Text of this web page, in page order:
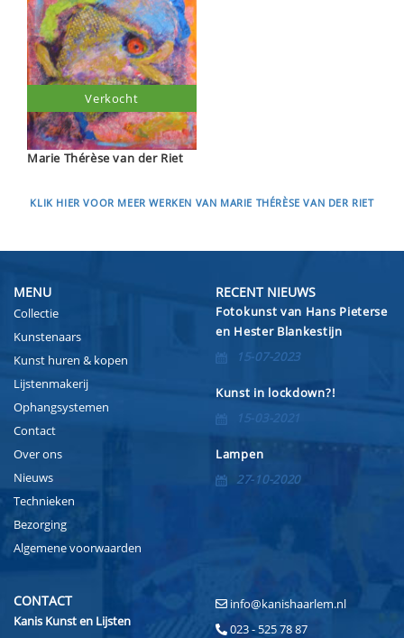
Marie Thérèse van der Riet
Verkocht
KLIK HIER VOOR MEER WERKEN VAN MARIE THÉRÈSE VAN DER RIET
MENU
Collectie
Kunstenaars
Kunst huren & kopen
Lijstenmakerij
Ophangsystemen
Contact
Over ons
Nieuws
Technieken
Bezorging
Algemene voorwaarden
RECENT NIEUWS
Fotokunst van Hans Pieterse
en Hester Blankestijn
15-07-2023
Kunst in lockdown?!
15-03-2021
Lampen
27-10-2020
CONTACT
Kanis Kunst en Lijsten
info@kanishaarlem.nl
023 - 525 78 87